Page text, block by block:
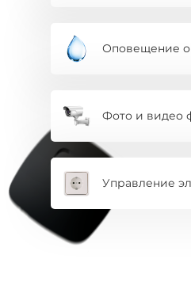
Оповещение о
Фото и видео
Управление